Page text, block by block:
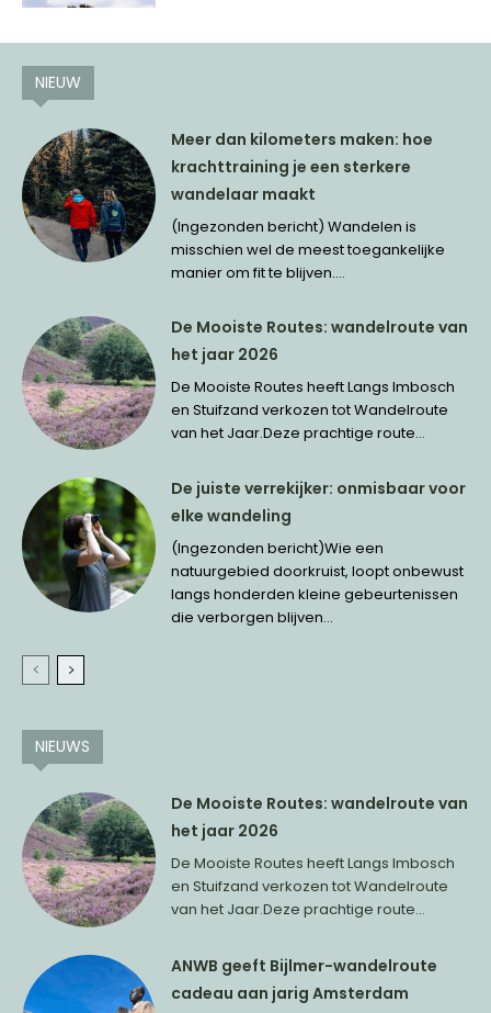
NIEUW
Meer dan kilometers maken: hoe
krachttraining je een sterkere
wandelaar maakt
(Ingezonden bericht) Wandelen is
misschien wel de meest toegankelijke
manier om fit te blijven....
De Mooiste Routes: wandelroute van
het jaar 2026
De Mooiste Routes heeft Langs Imbosch
en Stuifzand verkozen tot Wandelroute
van het Jaar.Deze prachtige route...
De juiste verrekijker: onmisbaar voor
elke wandeling
(Ingezonden bericht)Wie een
natuurgebied doorkruist, loopt onbewust
langs honderden kleine gebeurtenissen
die verborgen blijven...
NIEUWS
De Mooiste Routes: wandelroute van
het jaar 2026
De Mooiste Routes heeft Langs Imbosch
en Stuifzand verkozen tot Wandelroute
van het Jaar.Deze prachtige route...
ANWB geeft Bijlmer-wandelroute
cadeau aan jarig Amsterdam